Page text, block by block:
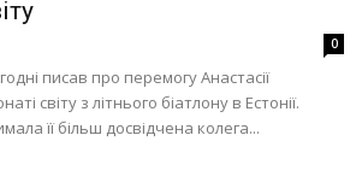
0
писав про перемогу Анастасії
світу з літнього біатлону в Естонії.
її більш досвідчена колега...